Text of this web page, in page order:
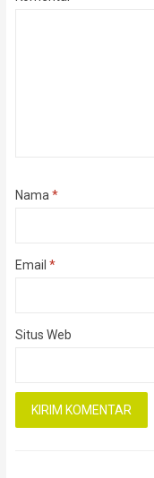
Nama *
Email *
Situs Web